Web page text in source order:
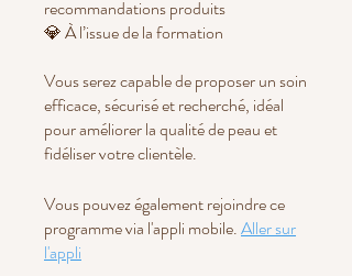
recommandations produits
💎 À l’issue de la formation
Vous serez capable de proposer un soin
efficace, sécurisé et recherché, idéal
pour améliorer la qualité de peau et
fidéliser votre clientèle.
Vous pouvez également rejoindre ce
programme via l'appli mobile.Aller sur
l'appli